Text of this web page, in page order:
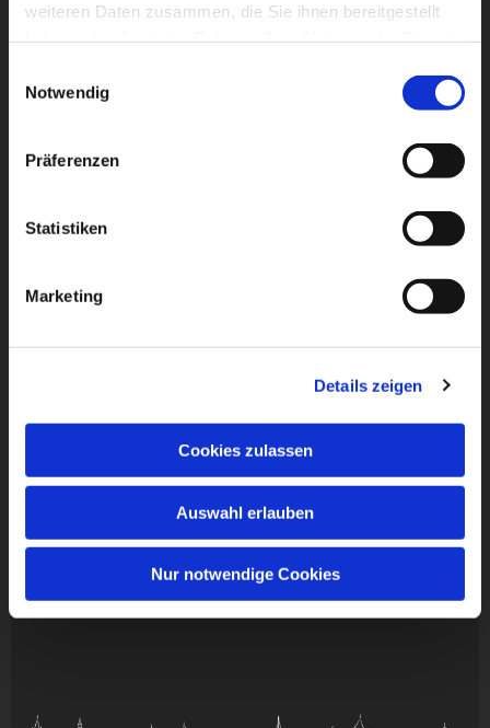
weiteren Daten zusammen, die Sie ihnen bereitgestellt
Notwendig
Präferenzen
Statistiken
Marketing
Details zeigen
Cookies zulassen
Auswahl erlauben
Nur notwendige Cookies
Dies könnte Sie auch
interessieren